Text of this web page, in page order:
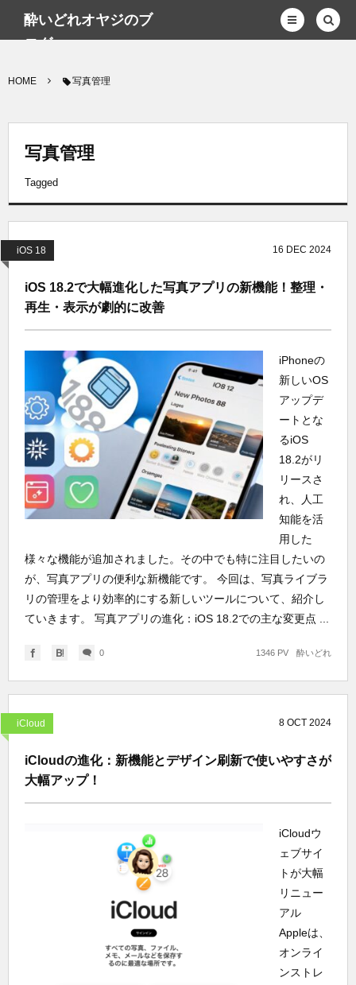
酔いどれオヤジのブ
ログwp
HOME 写真管理
写真管理
Tagged
iOS 18 16 DEC 2024
iOS 18.2で大幅進化した写真アプリの新機能！整理・
再生・表示が劇的に改善
iPhoneの
新しいOS
アップデ
ートとな
るiOS
18.2がリ
リースさ
れ、人工
知能を活
用した
様々な機能が追加されました。その中でも特に注目したいの
が、写真アプリの便利な新機能です。 今回は、写真ライブラ
リの管理をより効率的にする新しいツールについて、紹介し
ていきます。 写真アプリの進化：iOS 18.2での主な変更点 ...
0 酔いどれ
1346 PV
iCloud 8 OCT 2024
iCloudの進化：新機能とデザイン刷新で使いやすさが
大幅アップ！
iCloudウ
ェブサイ
トが大幅
リニュー
アル
Appleは、
オンライ
ンストレ